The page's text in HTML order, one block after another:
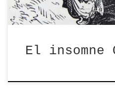
El insomne